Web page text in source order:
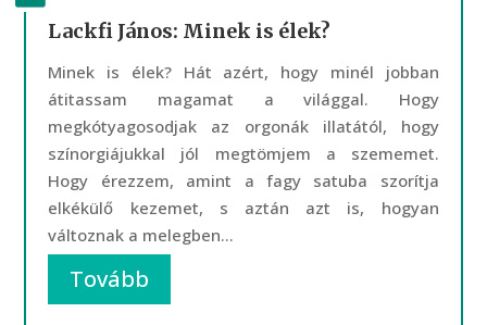
Lackfi János: Minek is élek?
Minek is élek? Hát azért, hogy minél jobban
átitassam magamat a világgal. Hogy
megkótyagosodjak az orgonák illatától, hogy
színorgiájukkal jól megtömjem a szememet.
Hogy érezzem, amint a fagy satuba szorítja
elkékülő kezemet, s aztán azt is, hogyan
változnak a melegben...
Tovább